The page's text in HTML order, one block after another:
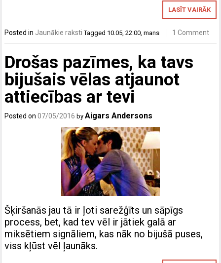
LASĪT VAIRĀK
Posted in Jaunākie raksti Tagged 10.05,22:00,mans 1 Comment
Drošas pazīmes, ka tavs
bijušais vēlas atjaunot
attiecības ar tevi
Posted on07/05/2016 byAigars Andersons
Šķiršanās jau tā ir ļoti sarežģīts un sāpīgs
process, bet, kad tev vēl ir jātiek galā ar
miksētiem signāliem, kas nāk no bijušā puses,
viss kļūst vēl ļaunāks.